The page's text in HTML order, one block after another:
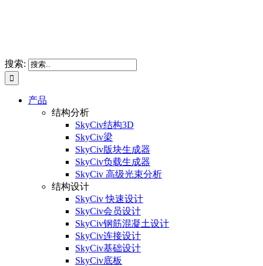
搜索:
产品
结构分析
SkyCiv结构3D
SkyCiv梁
SkyCiv版块生成器
SkyCiv负载生成器
SkyCiv 高级光束分析
结构设计
SkyCiv 快速设计
SkyCiv会员设计
SkyCiv钢筋混凝土设计
SkyCiv连接设计
SkyCiv基础设计
SkyCiv底板